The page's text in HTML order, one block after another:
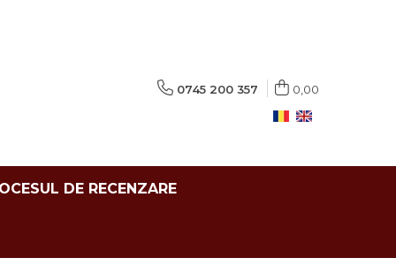
0745 200 357 0,00
DE RECENZARE